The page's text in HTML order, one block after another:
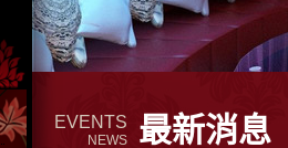
EVENTS
NEWS 最新消息